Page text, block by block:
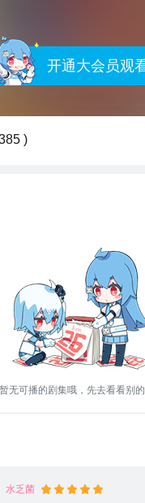
开通大会员观
)
暂无可播的剧集哦，先去看看别
水乏菌